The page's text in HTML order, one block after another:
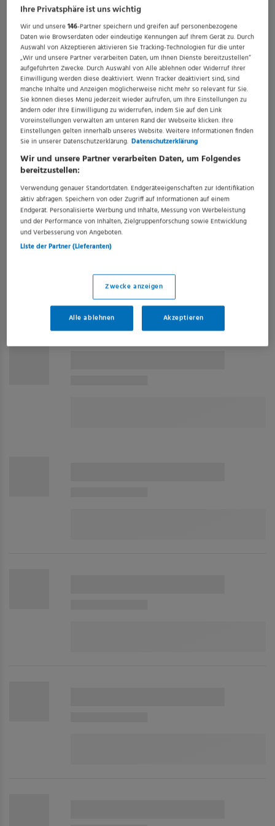
die
aktuelle
Suche
zu
speichern
gib
deine
Emailadresse
ein
Aktivieren
Ich akzeptiere dieDatenschutzrichtlinie,Nutzungsbedingungenund
Verwendung von Cookies von Springermedizin.
Ihre Privatsphäre ist uns wichtig
Wir und unsere146-Partner speichern und greifen auf personenbezogene
Daten wie Browserdaten oder eindeutige Kennungen auf Ihrem Gerät zu. Durch
Auswahl von Akzeptieren aktivieren Sie Tracking-Technologien für die unter
„Wir und unsere Partner verarbeiten Daten, um Ihnen Dienste bereitzustellen“
aufgeführten Zwecke. Durch Auswahl von Alle ablehnen oder Widerruf Ihrer
Einwilligung werden diese deaktiviert. Wenn Tracker deaktiviert sind, sind
manche Inhalte und Anzeigen möglicherweise nicht mehr so relevant für Sie.
Sie können dieses Menü jederzeit wieder aufrufen, um Ihre Einstellungen zu
ändern oder Ihre Einwilligung zu widerrufen, indem Sie auf den Link
Voreinstellungen verwalten am unteren Rand der Webseite klicken. Ihre
Einstellungen gelten innerhalb unseres Website. Weitere Informationen finden
Sie in unserer Datenschutzerklärung. Datenschutzerklärung
Wir und unsere Partner verarbeiten Daten, um Folgendes
bereitzustellen:
Verwendung genauer Standortdaten. Endgeräteeigenschaften zur Identifikation
aktiv abfragen. Speichern von oder Zugriff auf Informationen auf einem
Endgerät. Personalisierte Werbung und Inhalte, Messung von Werbeleistung
und der Performance von Inhalten, Zielgruppenforschung sowie Entwicklung
und Verbesserung von Angeboten.
Liste der Partner (Lieferanten)
Zwecke anzeigen
Alle ablehnen Akzeptieren